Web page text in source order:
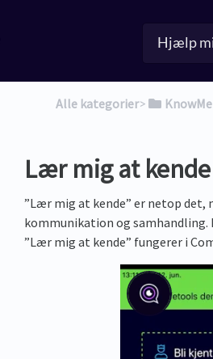
Alle kategorier​>​
Lær mig at kende
”Lær mig at kende” er netop det,
kommunikation og samhandling.
”Lær mig at kende” fungerer i